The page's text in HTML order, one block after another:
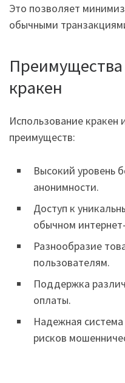
Это позволяет
обычными
кракен
Использование кракен
преимуществ:
Высокий уровень
анонимности.
Доступ к
обычном
Разнообразие
пользователям.
Поддержка
оплаты.
Надежная
рисков